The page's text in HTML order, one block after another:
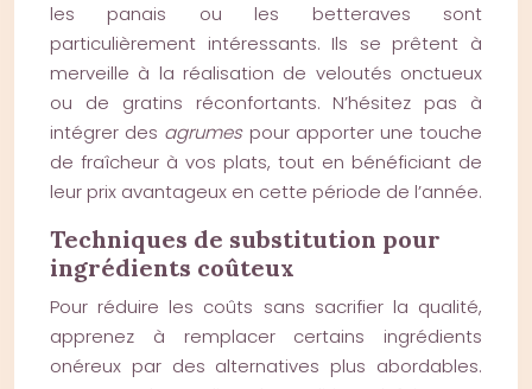
les panais ou les betteraves sont
particulièrement intéressants. Ils se prêtent à
merveille à la réalisation de veloutés onctueux
ou de gratins réconfortants. N’hésitez pas à
intégrer des agrumes pour apporter une touche
de fraîcheur à vos plats, tout en bénéficiant de
leur prix avantageux en cette période de l’année.
Techniques de substitution pour
ingrédients coûteux
Pour réduire les coûts sans sacrifier la qualité,
apprenez à remplacer certains ingrédients
onéreux par des alternatives plus abordables.